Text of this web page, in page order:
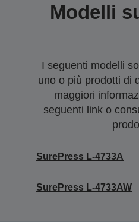
Modelli
I seguenti modelli
uno o più prodotti di
maggiori
seguenti link o
SurePress L-4733A
SurePress L-4733AW